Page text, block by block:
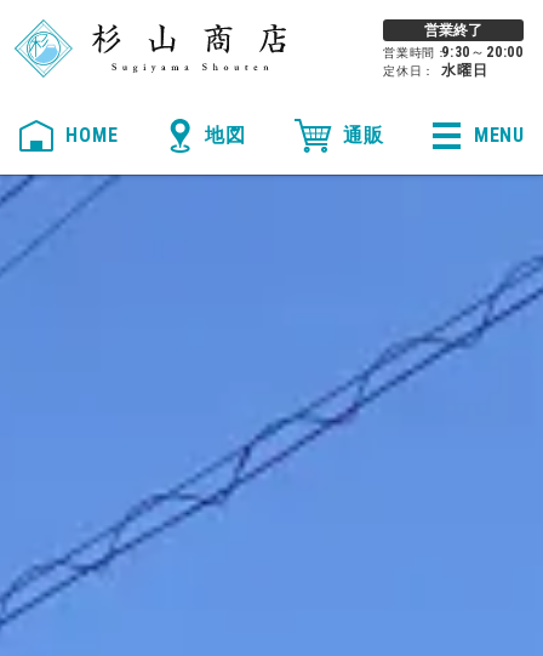
HOME
営業終了
営業時間：9:30 ～ 20:00
定休日： 水曜日
MENU